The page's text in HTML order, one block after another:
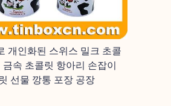
개인화된 스위스 밀크 초콜
속 초콜릿 항아리 손잡이
선물 깡통 포장 공장